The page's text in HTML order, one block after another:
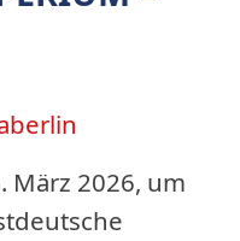
März 2026, um